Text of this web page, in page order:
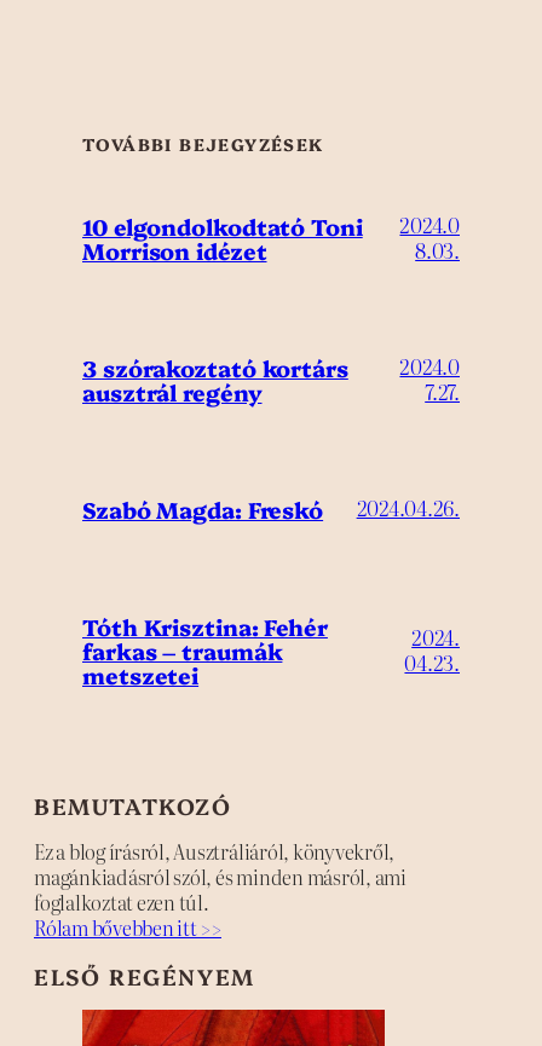
TOVÁBBI BEJEGYZÉSEK
10 elgondolkodtató Toni
Morrison idézet
2024.0
8.03.
3 szórakoztató kortárs
ausztrál regény
2024.0
7.27.
Szabó Magda: Freskó 2024.04.26.
Tóth Krisztina: Fehér
farkas – traumák
metszetei
2024.
04.23.
BEMUTATKOZÓ
Ez a blog írásról, Ausztráliáról, könyvekről,
magánkiadásról szól, és minden másról, ami
foglalkoztat ezen túl.
Rólam bővebben itt >>
ELSŐ REGÉNYEM